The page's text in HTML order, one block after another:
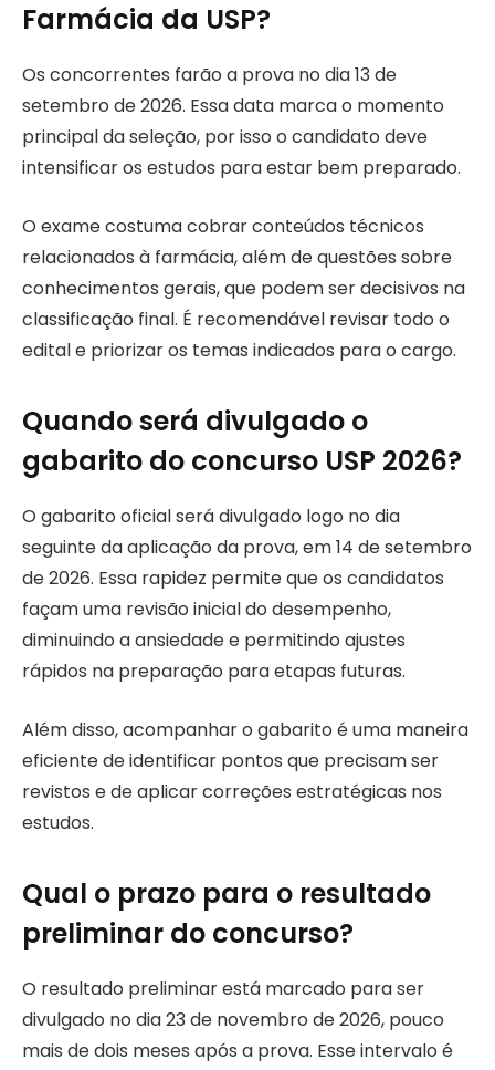
Farmácia da USP?
Os concorrentes farão a prova no dia 13 de
setembro de 2026. Essa data marca o momento
principal da seleção, por isso o candidato deve
intensificar os estudos para estar bem preparado.
O exame costuma cobrar conteúdos técnicos
relacionados à farmácia, além de questões sobre
conhecimentos gerais, que podem ser decisivos na
classificação final. É recomendável revisar todo o
edital e priorizar os temas indicados para o cargo.
Quando será divulgado o
gabarito do concurso USP 2026?
O gabarito oficial será divulgado logo no dia
seguinte da aplicação da prova, em 14 de setembro
de 2026. Essa rapidez permite que os candidatos
façam uma revisão inicial do desempenho,
diminuindo a ansiedade e permitindo ajustes
rápidos na preparação para etapas futuras.
Além disso, acompanhar o gabarito é uma maneira
eficiente de identificar pontos que precisam ser
revistos e de aplicar correções estratégicas nos
estudos.
Qual o prazo para o resultado
preliminar do concurso?
O resultado preliminar está marcado para ser
divulgado no dia 23 de novembro de 2026, pouco
mais de dois meses após a prova. Esse intervalo é